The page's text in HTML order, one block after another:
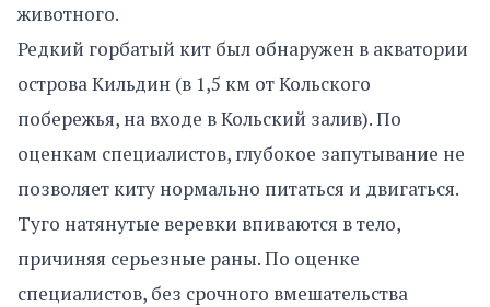
животного.
Редкий горбатый кит был обнаружен в акватории
острова Кильдин (в 1,5 км от Кольского
побережья, на входе в Кольский залив). По
оценкам специалистов, глубокое запутывание не
позволяет киту нормально питаться и двигаться.
Туго натянутые веревки впиваются в тело,
причиняя серьезные раны. По оценке
специалистов, без срочного вмешательства